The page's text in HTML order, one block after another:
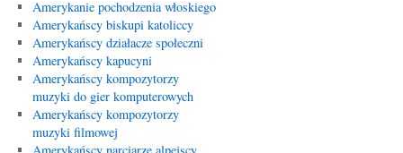
Amerykanie pochodzenia włoskiego
Amerykańscy biskupi katoliccy
Amerykańscy działacze społeczni
Amerykańscy kapucyni
Amerykańscy kompozytorzy
muzyki do gier komputerowych
Amerykańscy kompozytorzy
muzyki filmowej